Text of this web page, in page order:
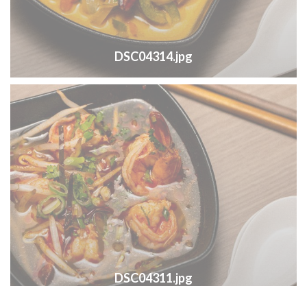
DSC04314.jpg
DSC04311.jpg